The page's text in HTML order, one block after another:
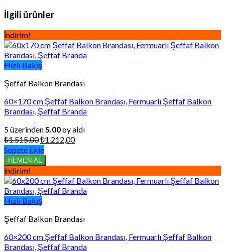
İlgili ürünler
İndirim!
Hızlı Bakış
Şeffaf Balkon Brandası
60×170 cm Şeffaf Balkon Brandası, Fermuarlı Şeffaf Balkon
Brandası, Şeffaf Branda
5 üzerinden 5.00oy aldı
₺1.515,00Orijinal
fiyat:
₺1.515,00.
₺1.212,00Şu
₺1.212,00.
Sepete Ekle
HEMEN AL
İndirim!
Hızlı Bakış
Şeffaf Balkon Brandası
60×200 cm Şeffaf Balkon Brandası, Fermuarlı Şeffaf Balkon
Brandası, Şeffaf Branda